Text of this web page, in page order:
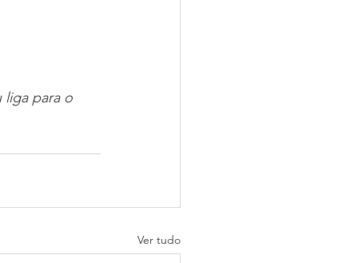
para o
Ver tudo